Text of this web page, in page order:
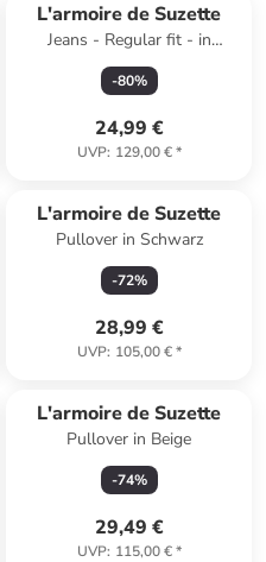
L'armoire de Suzette
Jeans - Regular fit - in
Dunkelblau
-80%
24,99 €
UVP: 129,00 €*
L'armoire de Suzette
Pullover in Schwarz
-72%
28,99 €
UVP: 105,00 €*
L'armoire de Suzette
Pullover in Beige
-74%
29,49 €
UVP: 115,00 €*